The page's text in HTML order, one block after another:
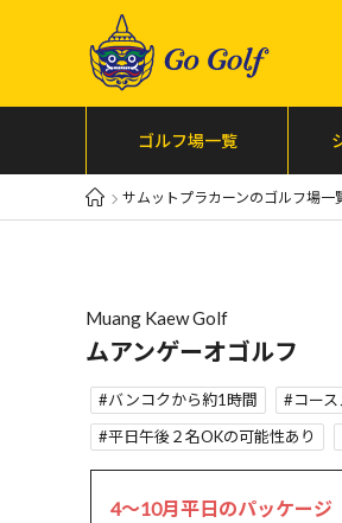
ゴルフ場一覧
サムットプラカーンのゴルフ場一
Muang Kaew Golf
ムアンゲーオゴルフ
バンコクから約1時間 コー
平日午後２名OKの可能性あり
4～10月平日のパッケージ